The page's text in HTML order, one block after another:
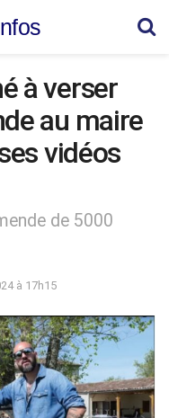
à verser
au maire
vidéos
de 5000
à 17h15